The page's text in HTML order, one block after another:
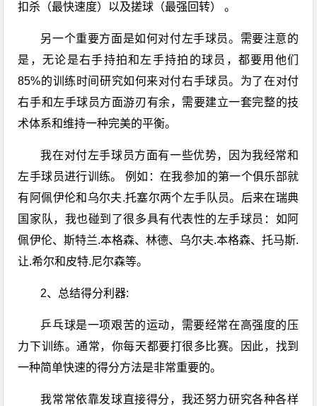
扣杀（最快速度）以及搓球（最强回转） 。
另一个重要方面是如何对付左手球员。需要注意的
是，无论是右手持拍和左手持拍的球员，都要用他们
85%的训练 时间 研究如何来对付右手球员。为了在对付
右手和左手球员方面游刃有余，需要建立一套完整的技
术体系和维持一种完美的平衡。
我在对付左手球员方面有一些优势，因为我经常和
左手球员进行训练。 例如：在我参加的第一个俱乐部就
有阿佩伊伦和乌尔夫.托塞尔两个左手队员。后来在瑞典
国家队 ，我也碰到了很多具有代表性的左手球员：如阿
佩伊伦、斯特兰.本格森、林德、乌尔夫.本格森、 托马斯.
让.希尔和皮特.尼尔森等。
2、总结得分利器:
乒乓球是一项艰苦的运动，需要经常在高强度的压
力下训练。通常，你每天都要打很多比赛。因此，找到
一种简单快速的得分方法是非常重要的。
我常常依靠发球直接得分，我还努力研究各种各样